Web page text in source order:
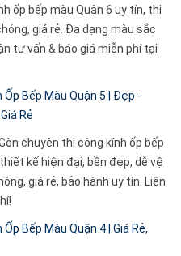
ốp bếp màu Quận 6 uy tín, thi
giá rẻ. Đa dạng màu sắc
tư vấn & báo giá miễn phí tại
Ốp Bếp Màu Quận 5 | Đẹp -
Rẻ
chuyên thi công kính ốp bếp
kế hiện đại, bền đẹp, dễ vệ
giá rẻ, bảo hành uy tín. Liên
Ốp Bếp Màu Quận 4 | Giá Rẻ,